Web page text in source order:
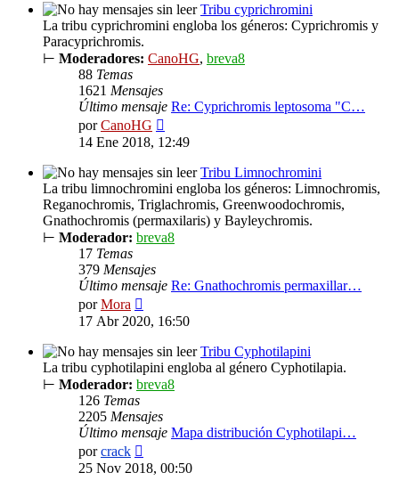
Tribu cyprichromini
La tribu cyprichromini engloba los géneros: Cyprichromis y
Paracyprichromis.
⊢ Moderadores: CanoHG, breva8
88 Temas
1621 Mensajes
Último mensaje Re: Cyprichromis leptosoma "C…
porCanoHG
último
14 Ene 2018, 12:49
Tribu Limnochromini
La tribu limnochromini engloba los géneros: Limnochromis,
Reganochromis, Triglachromis, Greenwoodochromis,
Gnathochromis (permaxilaris) y Bayleychromis.
⊢ Moderador: breva8
17 Temas
379 Mensajes
Último mensaje Re: Gnathochromis permaxillar…
porMora
último
mensaje
17 Abr 2020, 16:50
Tribu Cyphotilapini
La tribu cyphotilapini engloba al género Cyphotilapia.
⊢ Moderador: breva8
126 Temas
2205 Mensajes
Último mensaje Mapa distribución Cyphotilapi…
porcrack
último
mensaje
25 Nov 2018, 00:50